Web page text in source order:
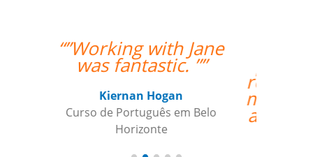
“”Eu tenho somente
postos positivo para
ressaltar a respeito do
meu professor Peter e
a Language Trainers.””